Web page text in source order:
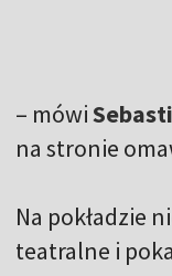
– mówi
na stronie
Na pokładzie
teatralne i